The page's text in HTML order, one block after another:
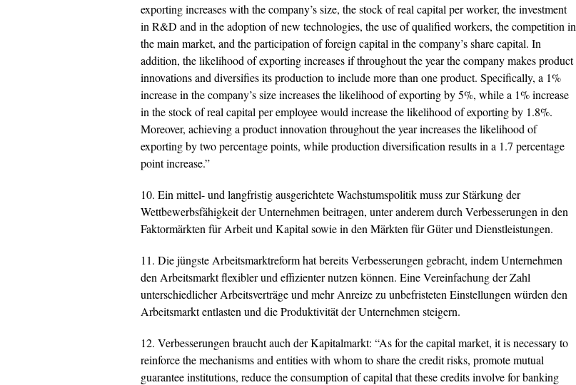
exporting increases with the company’s size, the stock of real capital per worker, the investment
in R&D and in the adoption of new technologies, the use of qualified workers, the competition in
the main market, and the participation of foreign capital in the company’s share capital. In
addition, the likelihood of exporting increases if throughout the year the company makes product
innovations and diversifies its production to include more than one product. Specifically, a 1%
increase in the company’s size increases the likelihood of exporting by 5%, while a 1% increase
in the stock of real capital per employee would increase the likelihood of exporting by 1.8%.
Moreover, achieving a product innovation throughout the year increases the likelihood of
exporting by two percentage points, while production diversification results in a 1.7 percentage
point increase.”
10. Ein mittel- und langfristig ausgerichtete Wachstumspolitik muss zur Stärkung der
Wettbewerbsfähigkeit der Unternehmen beitragen, unter anderem durch Verbesserungen in den
Faktormärkten für Arbeit und Kapital sowie in den Märkten für Güter und Dienstleistungen.
11. Die jüngste Arbeitsmarktreform hat bereits Verbesserungen gebracht, indem Unternehmen
den Arbeitsmarkt flexibler und effizienter nutzen können. Eine Vereinfachung der Zahl
unterschiedlicher Arbeitsverträge und mehr Anreize zu unbefristeten Einstellungen würden den
Arbeitsmarkt entlasten und die Produktivität der Unternehmen steigern.
12. Verbesserungen braucht auch der Kapitalmarkt: “As for the capital market, it is necessary to
reinforce the mechanisms and entities with whom to share the credit risks, promote mutual
guarantee institutions, reduce the consumption of capital that these credits involve for banking